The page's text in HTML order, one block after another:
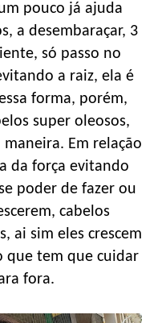
pouco já ajuda
a desembaraçar, 3
só passo no
a raiz, ela é
forma, porém,
super oleosos,
Em relação
da força evitando
poder de fazer ou
cabelos
ai sim eles crescem
que tem que cuidar
fora.